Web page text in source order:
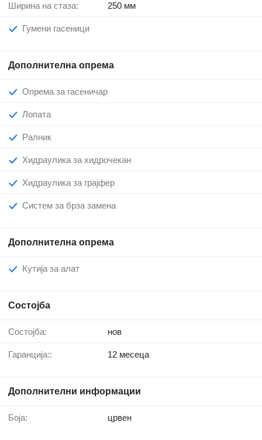
Ширина на стаза: 250 мм
Гумени гасеници
Дополнителна опрема
Опрема за гасеничар
Лопата
Ралник
Хидраулика за хидрочекан
Хидраулика за грајфер
Систем за брза замена
Дополнителна опрема
Кутија за алат
Состојба
Состојба: нов
Гаранција:: 12 месеца
Дополнителни информации
Боја: црвен